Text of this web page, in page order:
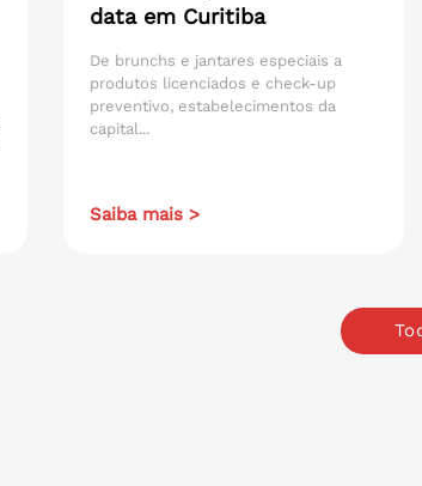
data em Curitiba
De brunchs e jantares especiais a
produtos licenciados e check-up
preventivo, estabelecimentos da
capital...
Saiba mais >